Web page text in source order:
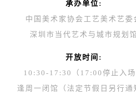
承办单位:
中国美术家协会工艺美术艺委
深圳市当代艺术与城市规划馆
开放时间:
10:30-17:30（17:00停止入场
逢周一闭馆（法定节假日另行通